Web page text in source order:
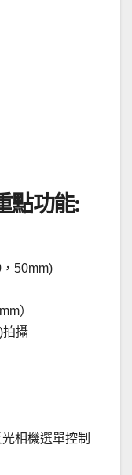
點功能:
50mm)
）
拍攝
相機選單控制